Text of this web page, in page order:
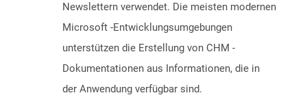
Newslettern verwendet. Die meisten modernen
Microsoft -Entwicklungsumgebungen
unterstützen die Erstellung von CHM -
Dokumentationen aus Informationen, die in
der Anwendung verfügbar sind.